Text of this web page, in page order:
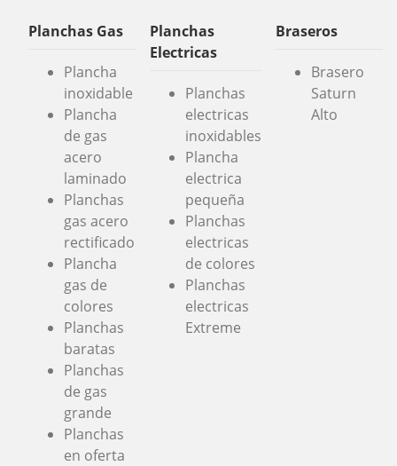
Planchas Gas
Plancha
inoxidable
Plancha
de gas
acero
laminado
Planchas
gas acero
rectificado
Plancha
gas de
colores
Planchas
baratas
Planchas
de gas
grande
Planchas
en oferta
Planchas
Electricas
Planchas
electricas
inoxidables
Plancha
electrica
pequeña
Planchas
electricas
de colores
Planchas
electricas
Extreme
Braseros
Brasero
Saturn
Alto